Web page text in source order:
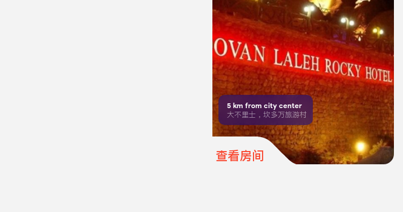
5 km from city center
大不里士，坎多万旅游村
查看房间